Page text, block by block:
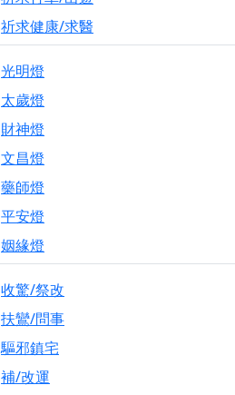
祈求健康/求醫
光明燈
太歲燈
財神燈
文昌燈
藥師燈
平安燈
姻緣燈
收驚/祭改
扶鸞/問事
驅邪鎮宅
補/改運